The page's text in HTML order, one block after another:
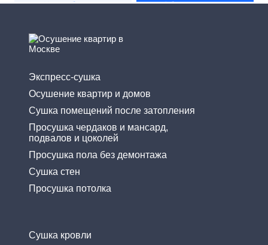
Экспресс-cушка
Осушение квартир и домов
Сушка помещений после затопления
Просушка чердаков и мансард,
подвалов и цоколей
Просушка пола без демонтажа
Сушка стен
Просушка потолка
Сушка кровли